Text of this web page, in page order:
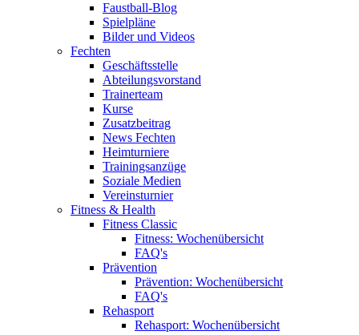
Faustball-Blog
Spielpläne
Bilder und Videos
Fechten
Geschäftsstelle
Abteilungsvorstand
Trainerteam
Kurse
Zusatzbeitrag
News Fechten
Heimturniere
Trainingsanzüge
Soziale Medien
Vereinsturnier
Fitness & Health
Fitness Classic
Fitness: Wochenübersicht
FAQ's
Prävention
Prävention: Wochenübersicht
FAQ's
Rehasport
Rehasport: Wochenübersicht